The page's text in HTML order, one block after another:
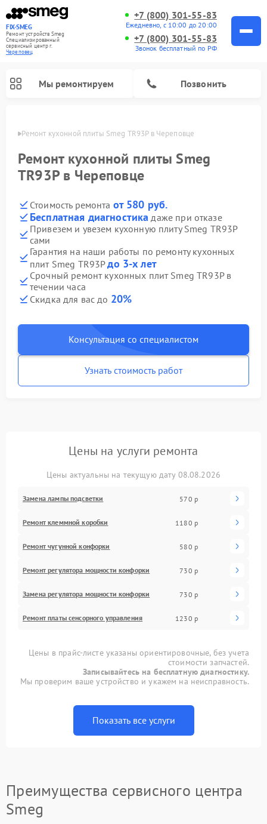
FIX-SMEG
Ремонт устройств Smeg
Специализированный
cервисный центр г.
Череповец
+7 (800) 301-55-83
Ежедневно, с 10:00 до 20:00
+7 (800) 301-55-83
Звонок бесплатный по РФ
Мы ремонтируем Позвонить
Ремонт кухонной плиты Smeg TR93P в Череповце
Ремонт кухонной плиты Smeg
TR93P в Череповце
Стоимость ремонта от 580 руб.
Бесплатная диагностика даже при отказе
Привезем и увезем кухонную плиту Smeg TR93P
сами
Гарантия на наши работы по ремонту кухонных
плит Smeg TR93Pдо 3-х лет
Срочный ремонт кухонных плит Smeg TR93P в
течении часа
Скидка для вас до 20%
Консультация со специалистом
Узнать стоимость работ
Цены на услуги ремонта
Цены актуальны на текущую дату 08.08.2026
Замена лампы подсветки 570 р
Ремонт клеммной коробки 1180 р
Ремонт чугунной конфорки 580 р
Ремонт регулятора мощности конфорки 730 р
Замена регулятора мощности конфорки 730 р
Ремонт платы сенсорного управления 1230 р
Цены в прайс-листе указаны ориентировочные, без учета
стоимости запчастей.
Записывайтесь на бесплатную диагностику.
Мы проверим ваше устройство и укажем на неисправность.
Показать все услуги
Преимущества сервисного центра
Smeg